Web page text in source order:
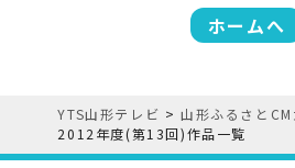
ホームへ
YTS山形テレビ >山形ふるさとCM
2012年度(第13回)作品一覧